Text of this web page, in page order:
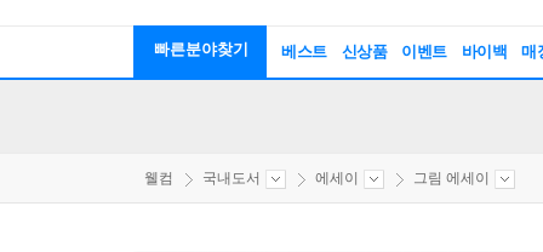
빠른분야찾기 베스트 신상품 이벤트 바이백 매
웰컴 국내도서 에세이 그림 에세이